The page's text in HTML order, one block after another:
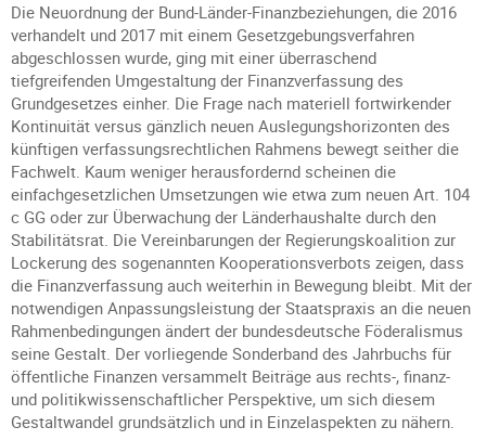
Die Neuordnung der Bund-Länder-Finanzbeziehungen, die 2016
verhandelt und 2017 mit einem Gesetzgebungsverfahren
abgeschlossen wurde, ging mit einer überraschend
tiefgreifenden Umgestaltung der Finanzverfassung des
Grundgesetzes einher. Die Frage nach materiell fortwirkender
Kontinuität versus gänzlich neuen Auslegungshorizonten des
künftigen verfassungsrechtlichen Rahmens bewegt seither die
Fachwelt. Kaum weniger herausfordernd scheinen die
einfachgesetzlichen Umsetzungen wie etwa zum neuen Art. 104
c GG oder zur Überwachung der Länderhaushalte durch den
Stabilitätsrat. Die Vereinbarungen der Regierungskoalition zur
Lockerung des sogenannten Kooperationsverbots zeigen, dass
die Finanzverfassung auch weiterhin in Bewegung bleibt. Mit der
notwendigen Anpassungsleistung der Staatspraxis an die neuen
Rahmenbedingungen ändert der bundesdeutsche Föderalismus
seine Gestalt. Der vorliegende Sonderband des Jahrbuchs für
öffentliche Finanzen versammelt Beiträge aus rechts-, finanz-
und politikwissenschaftlicher Perspektive, um sich diesem
Gestaltwandel grundsätzlich und in Einzelaspekten zu nähern.